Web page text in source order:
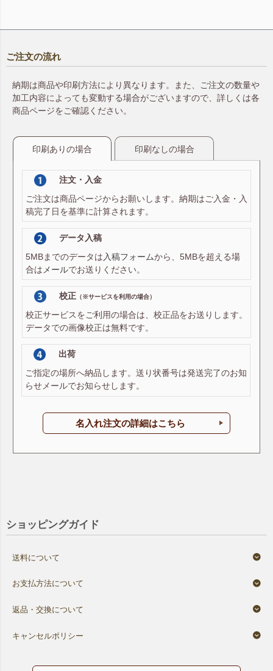
ご注文の流れ
納期は商品や印刷方法により異なります。また、ご注文の数量や
加工内容によっても変動する場合がございますので、詳しくは各
商品ページをご確認ください。
印刷ありの場合 印刷なしの場合
注文・入金
ご注文は商品ページからお願いします。納期はご入金・入
稿完了日を基準に計算されます。
データ入稿
5MBまでのデータは入稿フォームから、5MBを超える場
合はメールでお送りください。
校正（※サービスを利用の場合）
校正サービスをご利用の場合は、校正品をお送りします。
データでの画像校正は無料です。
出荷
ご指定の場所へ納品します。送り状番号は発送完了のお知
らせメールでお知らせします。
名入れ注文の詳細はこちら
ショッピングガイド
送料について
お支払方法について
返品・交換について
キャンセルポリシー